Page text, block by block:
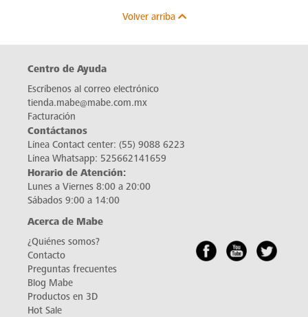
Volver arriba
Centro de Ayuda
Escríbenos al correo electrónico
tienda.mabe@mabe.com.mx
Facturación
Contáctanos
Línea Contact center: (55) 9088 6223
Línea Whatsapp: 525662141659
Horario de Atención:
Lunes a Viernes 8:00 a 20:00
Sábados 9:00 a 14:00
Acerca de Mabe
¿Quiénes somos?
Contacto
Preguntas frecuentes
Blog Mabe
Productos en 3D
Hot Sale